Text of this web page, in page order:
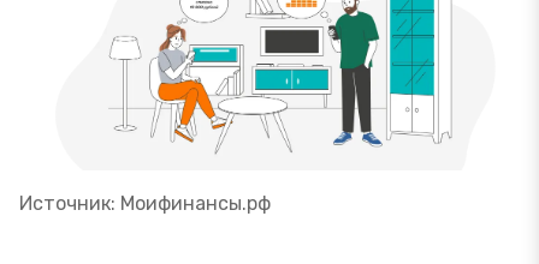
Источник: Моифинансы.рф